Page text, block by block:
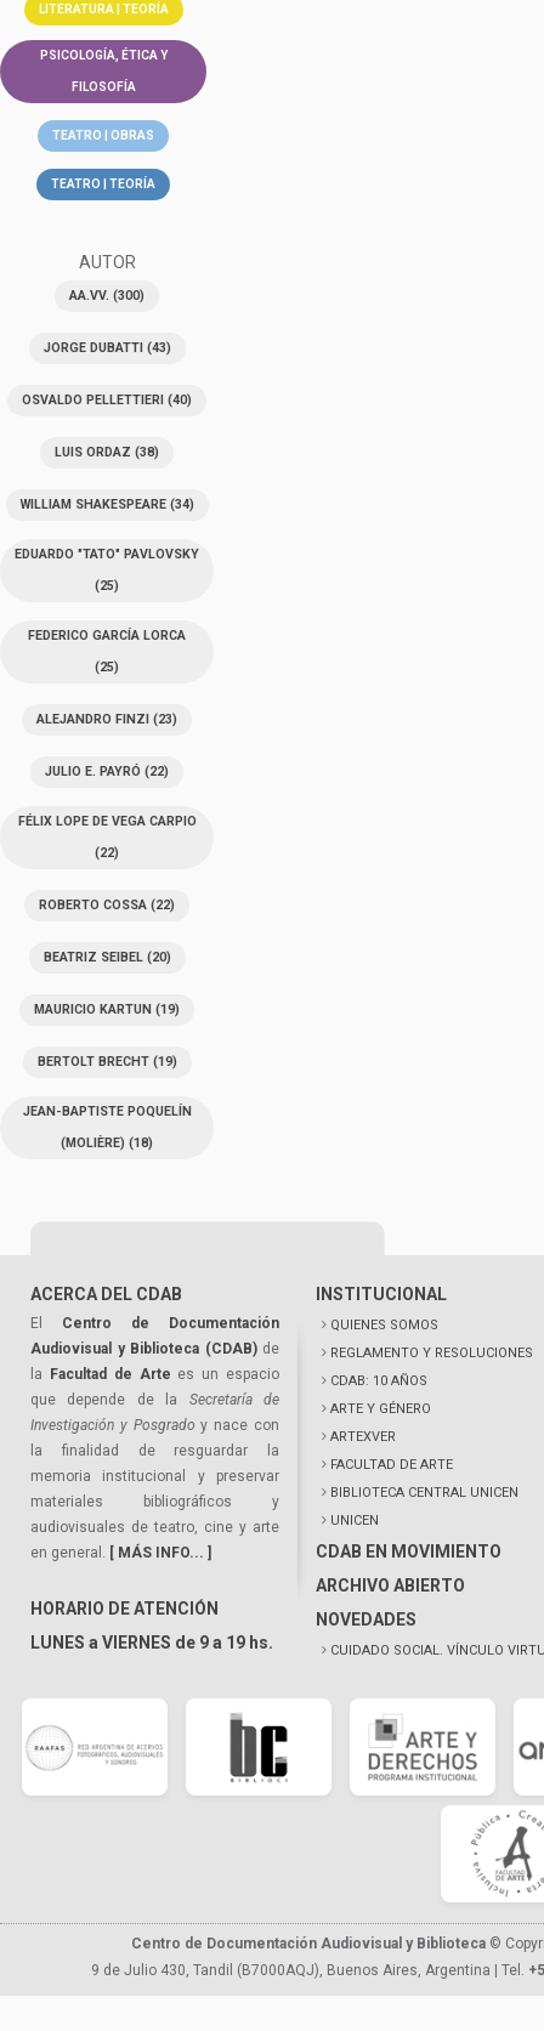
LITERATURA | TEORÍA
PSICOLOGÍA, ÉTICA Y
FILOSOFÍA
TEATRO | OBRAS
TEATRO | TEORÍA
AUTOR
AA.VV. (300)
JORGE DUBATTI(43)
OSVALDO PELLETTIERI (40)
LUIS ORDAZ (38)
WILLIAM SHAKESPEARE(34)
EDUARDO "TATO" PAVLOVSKY
(25)
FEDERICO GARCÍA LORCA
(25)
ALEJANDRO FINZI (23)
JULIO E. PAYRÓ (22)
FÉLIX LOPE DE VEGA CARPIO
(22)
ROBERTO COSSA (22)
BEATRIZ SEIBEL(20)
MAURICIO KARTUN (19)
BERTOLT BRECHT(19)
JEAN-BAPTISTE POQUELÍN
(MOLIÈRE) (18)
ACERCA DEL CDAB
El Centro de Documentación
Audiovisual y Biblioteca (CDAB)de
la
Facultad de Arte es un espacio
que depende de la Secretaría de
Investigación y Posgrado y nace con
la finalidad de resguardar la
memoria institucional y preservar
materiales bibliográficos y
audiovisuales de teatro, cine y arte
en general. [ MÁS INFO... ]
HORARIO DE ATENCIÓN
LUNES a VIERNES de 9 a 19 hs.
INSTITUCIONAL
QUIENES SOMOS
REGLAMENTO Y RESOLUCIONES
CDAB: 10 AÑOS
ARTE Y GÉNERO
ARTEXVER
FACULTAD DE ARTE
BIBLIOTECA CENTRAL UNICEN
UNICEN
CDAB EN MOVIMIENTO
ARCHIVO ABIERTO
NOVEDADES
CUIDADO SOCIAL. VÍNCULO
Centro de Documentación Audiovisual y Biblioteca ©
9 de Julio 430, Tandil (B7000AQJ), Buenos Aires, Argentina | Tel.